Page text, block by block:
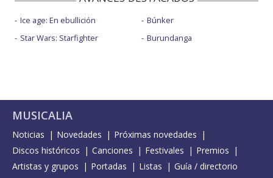
Ice age: En ebullición
Star Wars: Starfighter
Búnker
Burundanga
MUSICALIA
Noticias Novedades
Próximas novedades
Discos históricos
Canciones Festivales
Premios
Artistas y grupos
Portadas Listas Guía / directorio